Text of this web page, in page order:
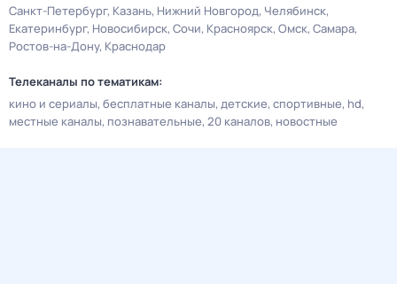
Санкт-Петербург Казань Нижний Новгород Челябинск
Екатеринбург Новосибирск Сочи Красноярск Омск Самара
Ростов-на-Дону Краснодар
Телеканалы по тематикам:
кино и сериалы бесплатные каналы детские спортивные hd
местные каналы познавательные 20 каналов новостные